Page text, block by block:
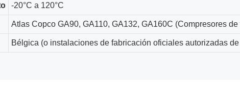
-20°C a 120°C
Atlas Copco GA90, GA110, GA132, GA160C (Compresores
Bélgica (o instalaciones de fabricación oficiales autorizadas